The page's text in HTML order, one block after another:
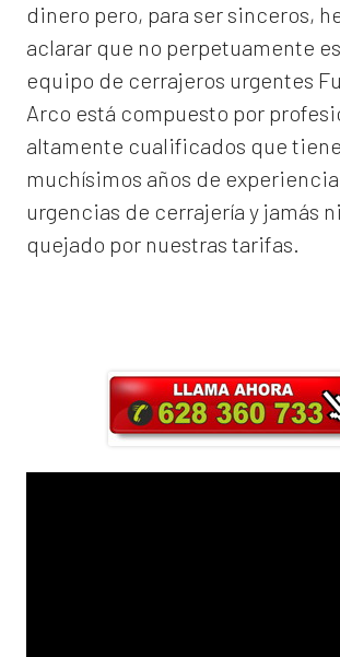
dinero pero, para ser sinceros,
aclarar que no perpetuamente
equipo de cerrajeros urgentes
Arco está compuesto por
altamente cualificados que
muchísimos años de
urgencias de cerrajería y jamás
quejado por nuestras tarifas.